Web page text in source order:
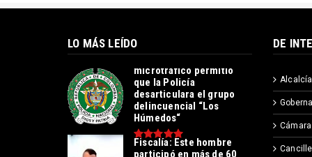
LO MÁS LEÍDO
Operación contra el
microtráfico permitió
que la Policía
desarticulara el grupo
delincuencial “Los
Húmedos“
Fiscalía: Este hombre
participó en más de 60
DE